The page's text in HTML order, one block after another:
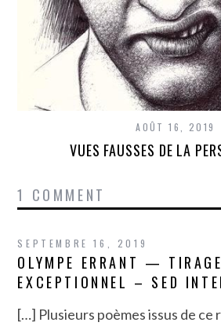
AOÛT 16, 2019
VUES FAUSSES DE LA
1 COMMENT
SEPTEMBRE 16, 2019
OLYMPE ERRANT — TIRAGE
EXCEPTIONNEL – SED
[…] Plusieurs poèmes issus de ce